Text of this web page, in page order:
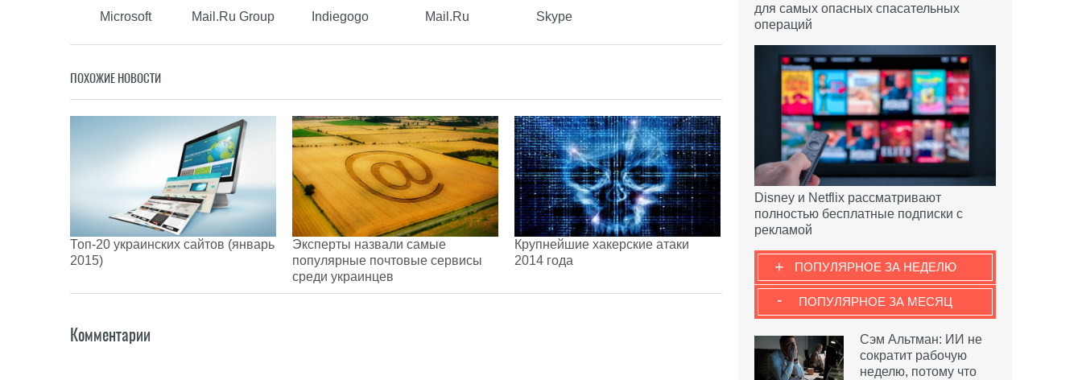
Microsoft Mail.Ru Group Indiegogo Mail.Ru Skype
ПОХОЖИЕ НОВОСТИ
Топ-20 украинских сайтов (январь
2015)
Эксперты назвали самые
популярные почтовые сервисы
среди украинцев
Крупнейшие хакерские атаки
2014 года
Комментарии
для самых опасных спасательных
операций
Disney и Netflix рассматривают
полностью бесплатные подписки с
рекламой
ПОПУЛЯРНОЕ ЗА НЕДЕЛЮ
+
ПОПУЛЯРНОЕ ЗА МЕСЯЦ
-
Сэм Альтман: ИИ не
сократит рабочую
неделю, потому что